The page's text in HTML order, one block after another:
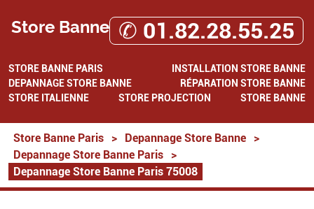
Store Banne ✆ 01.82.28.55.25
STORE BANNE PARIS
INSTALLATION STORE BANNE
DEPANNAGE STORE BANNE
RÉPARATION STORE BANNE
STORE ITALIENNE
STORE PROJECTION STORE BANNE
Store Banne Paris > Depannage Store Banne
>
Depannage Store Banne Paris
>
Depannage Store Banne Paris 75008